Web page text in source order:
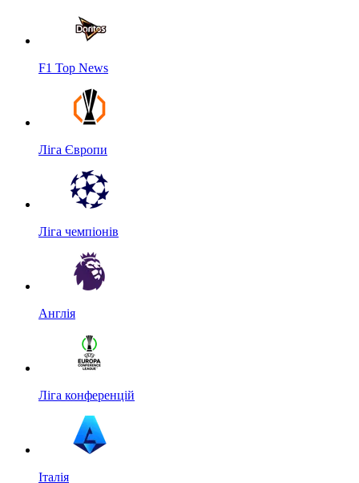
F1 Top News
Ліга Європи
Ліга чемпіонів
Англія
Ліга конференцій
Італія